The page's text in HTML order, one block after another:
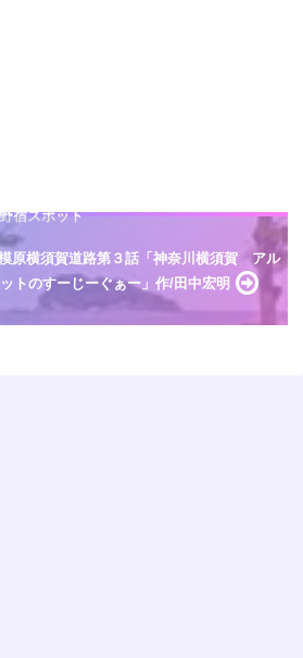
宿スポット
原横須賀道路第３話「神奈川横須賀 アル
トのすーじーぐぁー」作/田中宏明